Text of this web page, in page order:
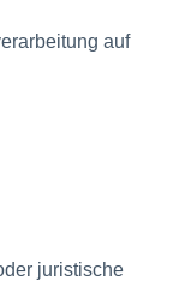
auf
juristische